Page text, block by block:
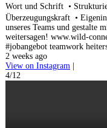
Wort und Schrift •
Überzeugungskraft •
unseres Teams und gestalte
weitersagen! www.wild-
#jobangebot teamwork
2 weeks ago
View on Instagram |
4/12